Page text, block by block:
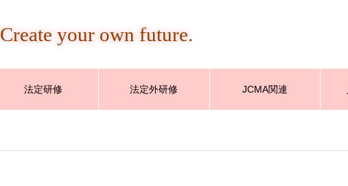
Create your own future.
法定研修 法定外研修 JCMA関連